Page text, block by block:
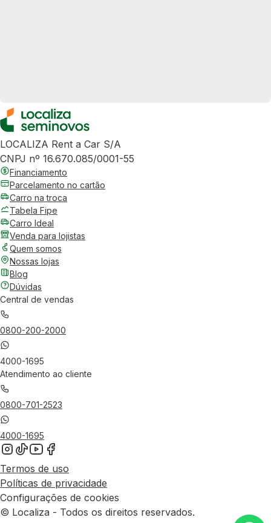
LOCALIZA Rent a Car S/A
CNPJ nº 16.670.085/0001-55
Financiamento
Parcelamento no cartão
Carro na troca
Tabela Fipe
Carro Ideal
Venda para lojistas
Quem somos
Nossas lojas
Blog
Dúvidas
Central de vendas
0800-200-2000
4000-1695
Atendimento ao cliente
0800-701-2523
4000-1695
Termos de uso
Políticas de privacidade
Configurações de cookies
© Localiza - Todos os direitos reservados.